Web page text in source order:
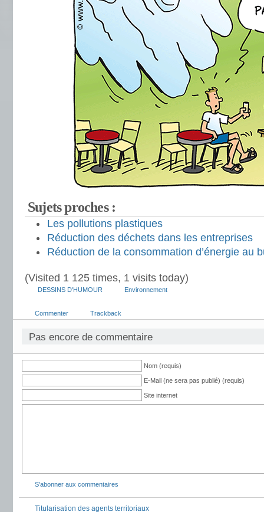
Sujets proches :
Les pollutions plastiques
Réduction des déchets dans les entreprises
Réduction de la consommation d’énergie au
(Visited 1 125 times, 1 visits today)
DESSINS D'HUMOUR Environnement
Commenter Trackback
Pas encore de commentaire
Nom (requis)
E-Mail (ne sera pas publié) (requis)
Site internet
S'abonner aux commentaires
Titularisation des agents territoriaux